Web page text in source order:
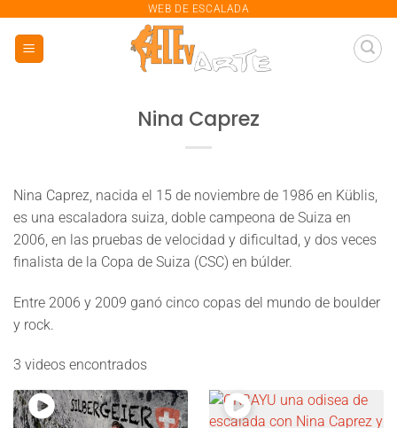
contenido
WEB DE ESCALADA
Nina Caprez
Nina Caprez, nacida el 15 de noviembre de 1986 en Küblis,
es una escaladora suiza, doble campeona de Suiza en
2006, en las pruebas de velocidad y dificultad, y dos veces
finalista de la Copa de Suiza (CSC) en búlder.
Entre 2006 y 2009 ganó cinco copas del mundo de boulder
y rock.
3 videos encontrados